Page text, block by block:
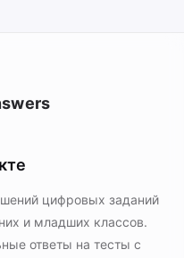
цифровых заданий
и младших классов.
ответы на тесты с